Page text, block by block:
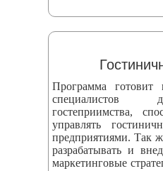
Программа готовит
специалистов
гостеприимства,
управлять
предприятиями. Так
разрабатывать и
маркетинговые